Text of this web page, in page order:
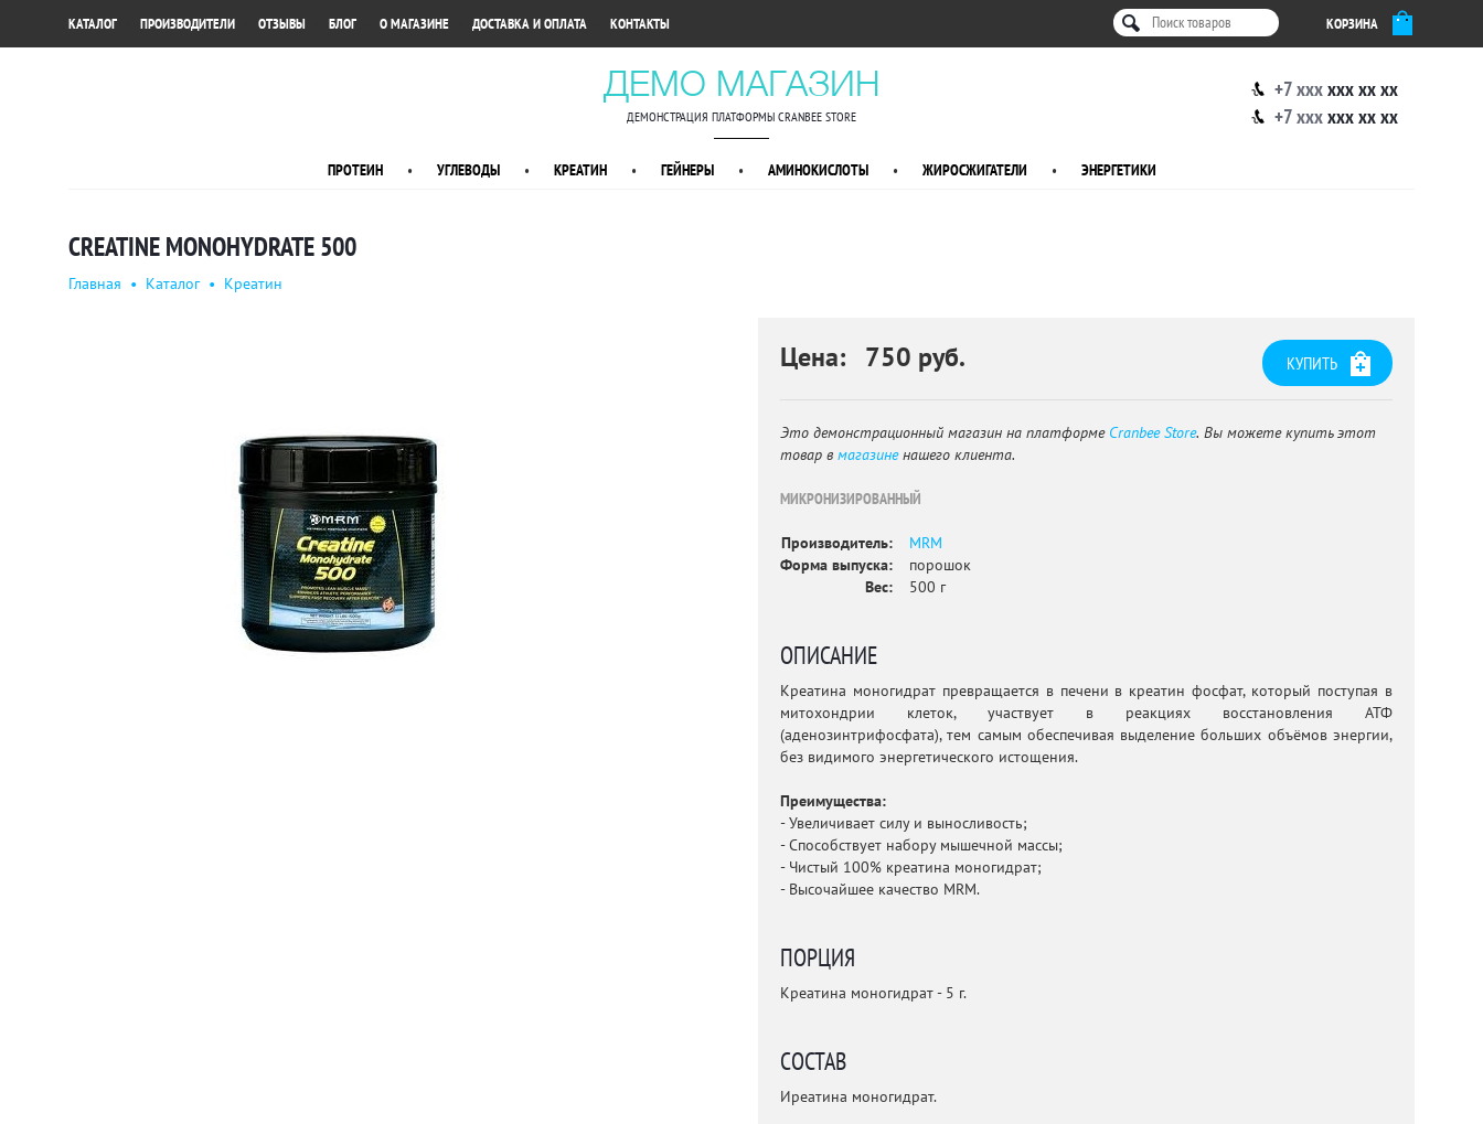
КОРЗИНА
КАТАЛОГ ПРОИЗВОДИТЕЛИ ОТЗЫВЫ БЛОГ О МАГАЗИНЕ ДОСТАВКА И ОПЛАТА КОНТАКТЫ
ДЕМО МАГАЗИН
ДЕМОНСТРАЦИЯ ПЛАТФОРМЫ CRANBEE STORE
+7 xxx xxx xx xx
+7 xxx xxx xx xx
ПРОТЕИН • УГЛЕВОДЫ • КРЕАТИН • ГЕЙНЕРЫ • АМИНОКИСЛОТЫ • ЖИРОСЖИГАТЕЛИ • ЭНЕРГЕТИКИ
CREATINE MONOHYDRATE 500
Главная • Каталог • Креатин
КУПИТЬ
Цена: 750 руб.
Это демонстрационный магазин на платформе Cranbee Store. Вы можете купить этот
товар в магазиненашего клиента.
МИКРОНИЗИРОВАННЫЙ
Производитель:
MRM
Форма выпуска:
порошок
Вес:
500 г
ОПИСАНИЕ
Креатина моногидрат превращается в печени в креатин фосфат, который поступая в
митохондрии клеток, участвует в реакциях восстановления АТФ
(аденозинтрифосфата), тем самым обеспечивая выделение больших объёмов энергии,
без видимого энергетического истощения.
Преимущества:
- Увеличивает силу и выносливость;
- Способствует набору мышечной массы;
- Чистый 100% креатина моногидрат;
- Высочайшее качество MRM.
ПОРЦИЯ
Креатина моногидрат - 5 г.
СОСТАВ
Иреатина моногидрат.